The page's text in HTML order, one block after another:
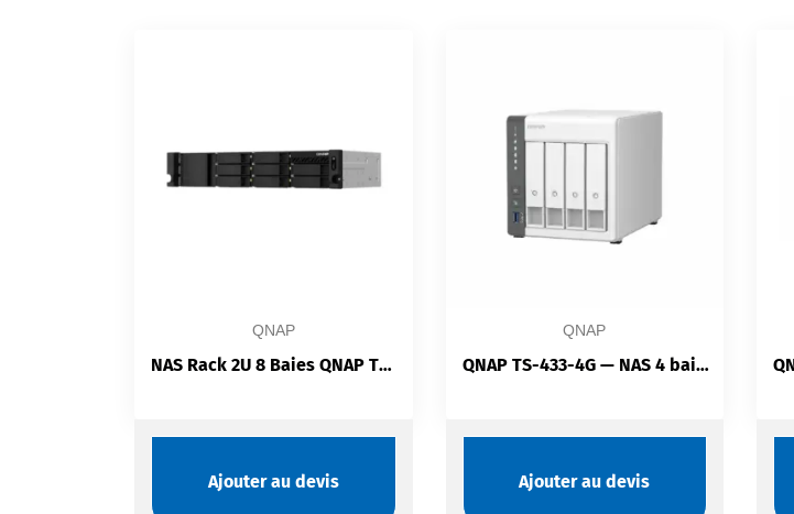
QNAP
NAS Rack 2U 8 Baies QNAP TS-873AeU-RP-4G | AMD Ryzen V1500B | 64GB ECC | 2×2.5GbE | PCIe Gen3 x8 | Double PSU
Ajouter au devis
QNAP
QNAP TS-433-4G — NAS 4 baies | ARM Cortex-A55 | 2,5 GbE | Cloud privé
Ajouter au devis